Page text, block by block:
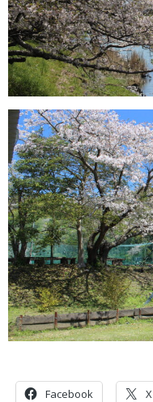
Facebook X